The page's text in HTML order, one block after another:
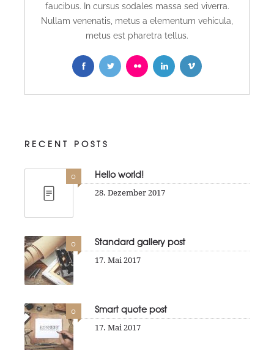
faucibus. In cursus sodales massa sed viverra.
Nullam venenatis, metus a elementum vehicula,
metus est pharetra tellus.
RECENT POSTS
0 Hello world!
28. Dezember 2017
0 Standard gallery post
17. Mai 2017
0 Smart quote post
17. Mai 2017